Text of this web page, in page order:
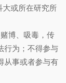
大或所在研究所
博、吸毒，传
行为；不得参与
从事或者参与有